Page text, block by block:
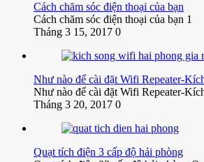
Cách chăm sóc điện thoại của bạn
Cách chăm sóc điện thoại của bạn 1
Tháng 3 15, 2017 0
Như nào để cài đặt Wifi Repeater-
Như nào để cài đặt Wifi Repeater-
Tháng 3 20, 2017 0
Quạt tích điện 3 cấp độ hải phòng